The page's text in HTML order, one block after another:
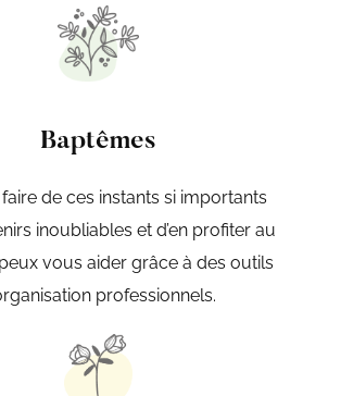
Baptêmes
de ces instants si importants
inoubliables et d’en profiter au
vous aider grâce à des outils
professionnels.